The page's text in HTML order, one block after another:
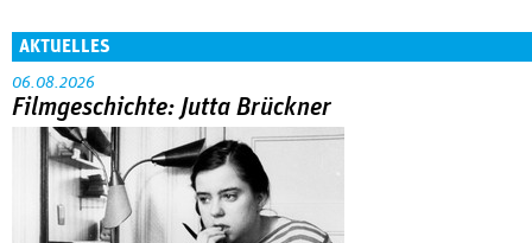
AKTUELLES
06.08.2026
Filmgeschichte: Jutta Brückner